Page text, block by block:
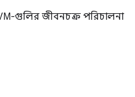
গুলির জীবনচক্র পরিচালনা